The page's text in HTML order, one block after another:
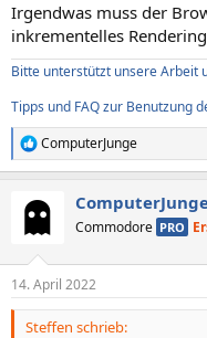
Irgendwas muss der
inkrementelles
Bitte unterstützt unsere Arbeit
Tipps und FAQ zur Benutzung
R
e
k
e
n
ComputerJunge
Commodore PRO
14. April 2022
Steffen schrieb: